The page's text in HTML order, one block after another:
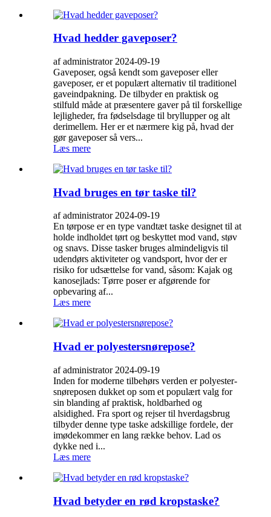
Hvad hedder gaveposer?
af administrator 2024-09-19
Gaveposer, også kendt som gaveposer eller
gaveposer, er et populært alternativ til traditionel
gaveindpakning. De tilbyder en praktisk og
stilfuld måde at præsentere gaver på til forskellige
lejligheder, fra fødselsdage til bryllupper og alt
derimellem. Her er et nærmere kig på, hvad der
gør gaveposer så vers...
Læs mere
Hvad bruges en tør taske til?
af administrator 2024-09-19
En tørpose er en type vandtæt taske designet til at
holde indholdet tørt og beskyttet mod vand, støv
og snavs. Disse tasker bruges almindeligvis til
udendørs aktiviteter og vandsport, hvor der er
risiko for udsættelse for vand, såsom: Kajak og
kanosejlads: Tørre poser er afgørende for
opbevaring af...
Læs mere
Hvad er polyestersnørepose?
af administrator 2024-09-19
Inden for moderne tilbehørs verden er polyester-
snøreposen dukket op som et populært valg for
sin blanding af praktisk, holdbarhed og
alsidighed. Fra sport og rejser til hverdagsbrug
tilbyder denne type taske adskillige fordele, der
imødekommer en lang række behov. Lad os
dykke ned i...
Læs mere
Hvad betyder en rød kropstaske?